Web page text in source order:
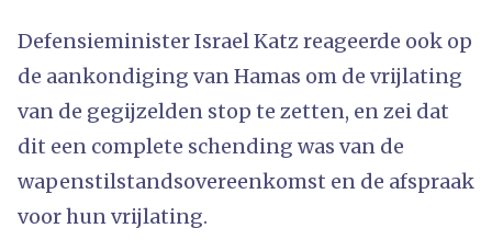
Defensieminister Israel Katz reageerde ook op
de aankondiging van Hamas om de vrijlating
van de gegijzelden stop te zetten, en zei dat
dit een complete schending was van de
wapenstilstandsovereenkomst en de afspraak
voor hun vrijlating.